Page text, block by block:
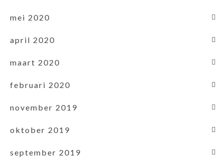
mei 2020
april 2020
maart 2020
februari 2020
november 2019
oktober 2019
september 2019